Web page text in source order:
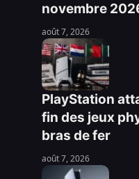
novembre
août 7, 2026
PlayStation
fin des jeux
bras de fer
août 7, 2026